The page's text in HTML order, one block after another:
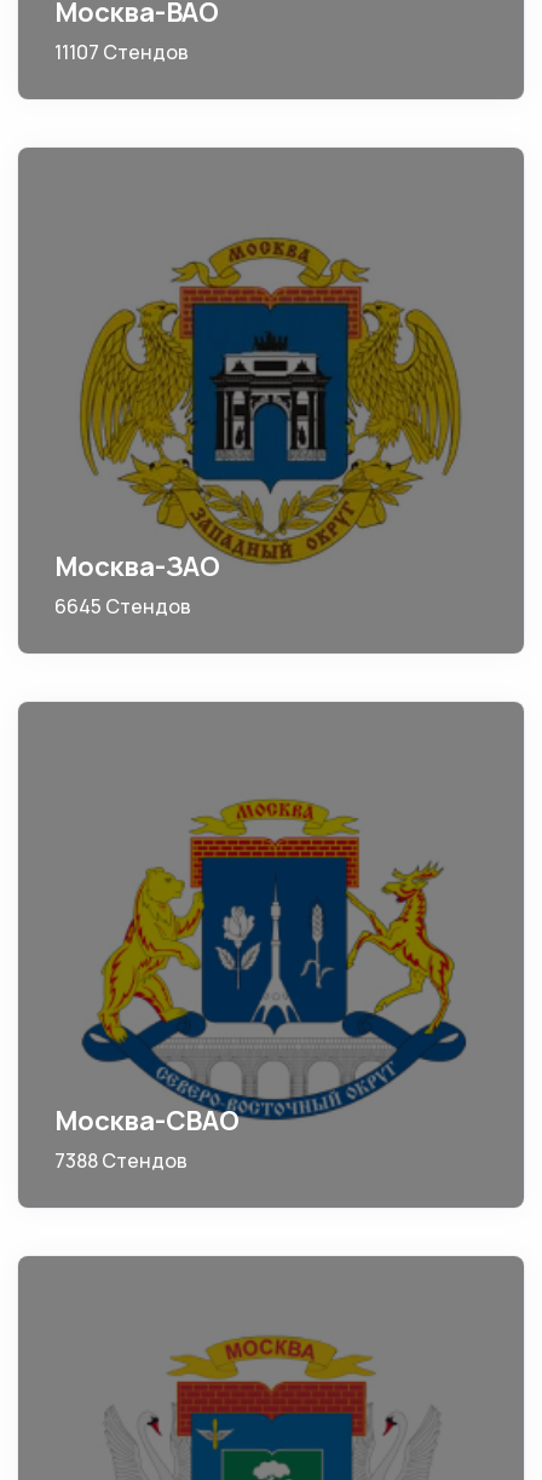
Москва-ВАО
11107 Стендов
Москва-ЗАО
6645 Стендов
Москва-СВАО
7388 Стендов